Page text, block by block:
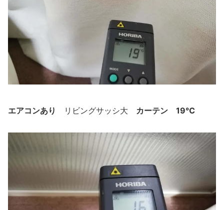
エアコンあり リビングサッシ大 カーテン 19℃